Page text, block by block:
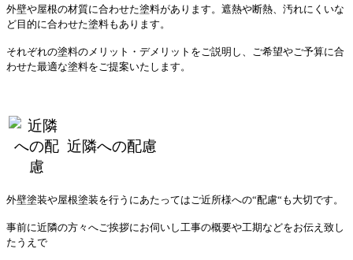
外壁や屋根の材質に合わせた塗料があります。遮熱や断熱、汚れにくいな
ど目的に合わせた塗料もあります。
それぞれの塗料のメリット・デメリットをご説明し、ご希望やご予算に合
わせた最適な塗料をご提案いたします。
近隣への配慮
外壁塗装や屋根塗装を行うにあたってはご近所様への“配慮“も大切です。
事前に近隣の方々へご挨拶にお伺いし工事の概要や工期などをお伝え致し
たうえで